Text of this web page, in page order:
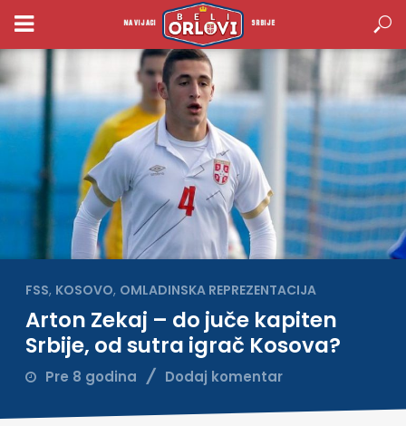
NAVIJACI SRBIJE
FSS, KOSOVO, OMLADINSKA REPREZENTACIJA
Arton Zekaj – do juče kapiten
Srbije, od sutra igrač Kosova?
Pre 8 godina Dodaj komentar